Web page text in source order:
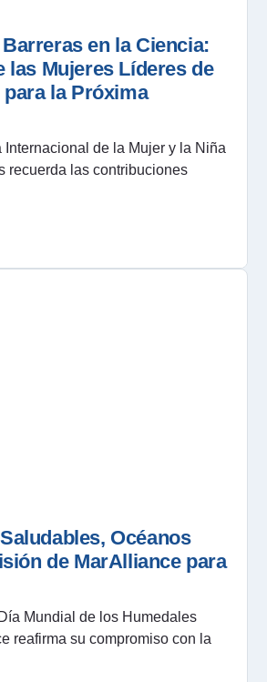
en la Ciencia:
las Mujeres Líderes de
la Próxima
de la Mujer y la Niña
recuerda las contribuciones
Océanos
de MarAlliance para
Mundial de los Humedales
reafirma su compromiso con la